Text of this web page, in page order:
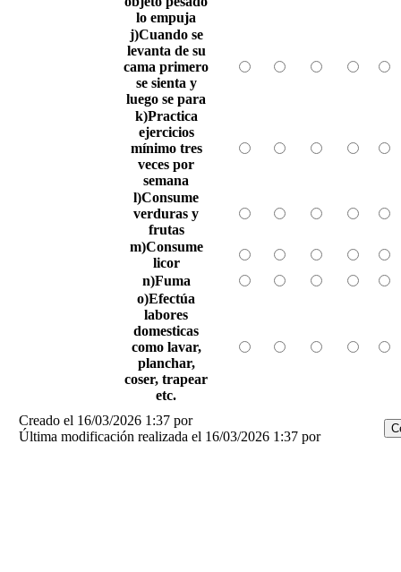
lo empuja
j)Cuando se
levanta de su
cama primero
se sienta y
luego se para
k)Practica
ejercicios
mínimo tres
veces por
semana
l)Consume
verduras y
frutas
m)Consume
licor
n)Fuma
o)Efectúa
labores
domesticas
como lavar,
planchar,
coser, trapear
etc.
Creado el 16/03/2026 1:37 por
Última modificación realizada el 16/03/2026 1:37 por